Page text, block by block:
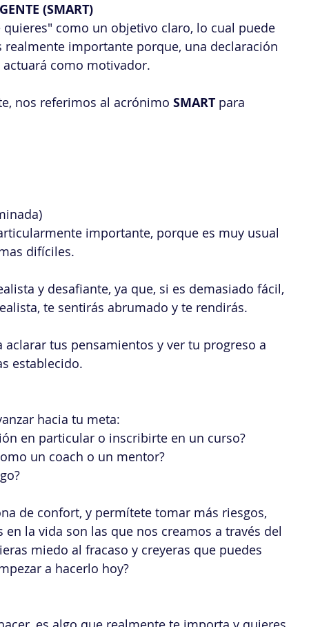
(SMART)
como un objetivo claro, lo cual puede
realmente importante porque, una declaración
como motivador.
nos referimos al acrónimo SMART para
importante, porque es muy usual
difíciles.
y desafiante, ya que, si es demasiado fácil,
te sentirás abrumado y te rendirás.
tus pensamientos y ver tu progreso a
establecido.
hacia tu meta:
en particular o inscribirte en un curso?
un coach o un mentor?
de confort, y permítete tomar más riesgos,
la vida son las que nos creamos a través del
miedo al fracaso y creyeras que puedes
a hacerlo hoy?